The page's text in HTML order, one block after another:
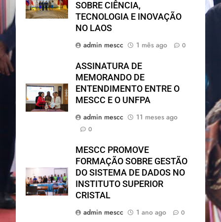
SOBRE CIÊNCIA,
TECNOLOGIA E INOVAÇÃO
NO LAOS
admin mescc
1 mês ago 0
ASSINATURA DE
MEMORANDO DE
ENTENDIMENTO ENTRE O
MESCC E O UNFPA
admin mescc
11 meses ago
0
MESCC PROMOVE
FORMAÇÃO SOBRE GESTÃO
DO SISTEMA DE DADOS NO
INSTITUTO SUPERIOR
CRISTAL
admin mescc
1 ano ago 0